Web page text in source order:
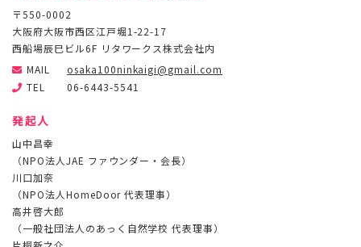
〒550-0002
大阪府大阪市西区江戸堀1-22-17
西船場辰巳ビル6F リタワークス株式会社内
MAIL
osaka100ninkaigi@gmail.com
TEL
06-6443-5541
発起人
山中昌幸
（NPO法人JAE ファウンダー・会長）
川口加奈
（NPO法人HomeDoor 代表理事）
高井啓大郎
（一般社団法人のあっく自然学校 代表理事）